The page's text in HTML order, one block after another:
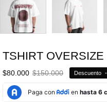
TSHIRT
$80.000 $150.000 Descuento •